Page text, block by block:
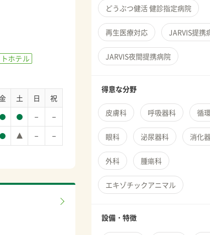
ホテル
土 日
祝
－ －
－ －
どうぶつ健活 健診指定病院
再生医療対応 JARVIS提携
JARVIS夜間提携病院
得意な分野
皮膚科 呼吸器科 循
眼科 泌尿器科 消化
外科 腫瘍科
エキゾチックアニマル
設備・特徴